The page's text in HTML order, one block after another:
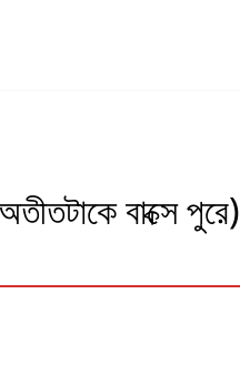
বাক্সে পুরে)